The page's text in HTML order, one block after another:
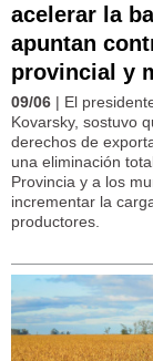
acelerar la
apuntan
provincial y
09/06 | El
Kovarsky, sostuvo
derechos de
una eliminación
Provincia y a los
incrementar la
productores.